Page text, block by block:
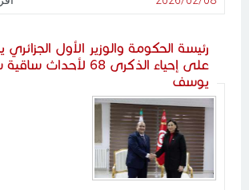
رئيسة الحكومة والوزير الأول
على إحياء الذكرى 68
يوسف